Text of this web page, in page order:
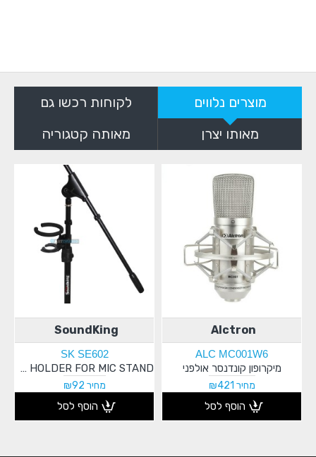
מוצרים נלווים
לקוחות רכשו גם
מאותו יצרן
מאותה קטגוריה
Alctron
ALC MC001W6
מיקרופון קונדנסר אולפני
מחיר ₪421
הוסף לסל
SoundKing
SK SE602
CUP HOLDER FOR MIC STAND
מחיר ₪92
הוסף לסל